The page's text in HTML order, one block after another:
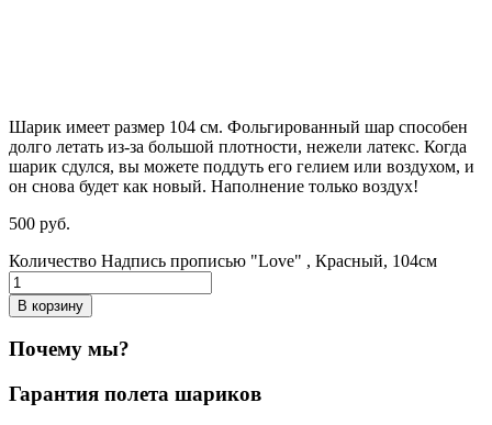
Шарик имеет размер 104 см. Фольгированный шар способен
долго летать из-за большой плотности, нежели латекс. Когда
шарик сдулся, вы можете поддуть его гелием или воздухом, и
он снова будет как новый. Наполнение только воздух!
500 руб.
Количество Надпись прописью "Love" , Красный, 104см
В корзину
Почему мы?
Гарантия полета шариков